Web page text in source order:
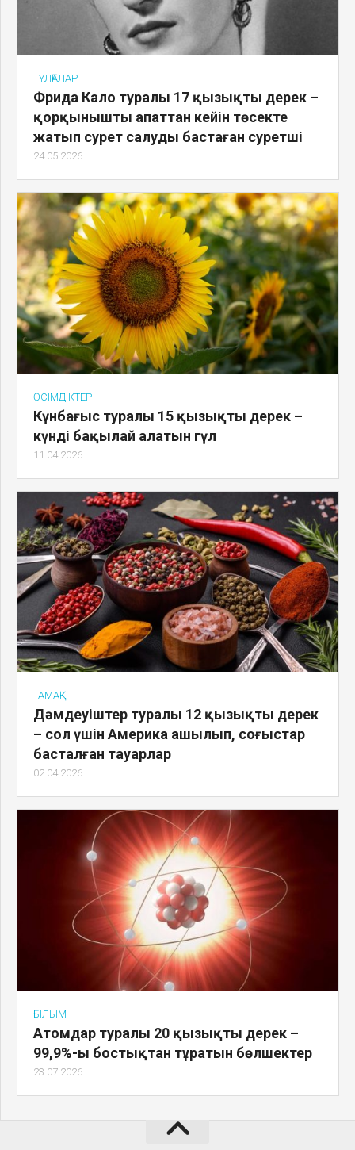
ТҰЛҒАЛАР
Фрида Кало туралы 17 қызықты дерек –
қорқынышты апаттан кейін төсекте
жатып сурет салуды бастаған суретші
24.05.2026
ӨСІМДІКТЕР
Күнбағыс туралы 15 қызықты дерек –
күнді бақылай алатын гүл
11.04.2026
ТАМАҚ
Дәмдеуіштер туралы 12 қызықты дерек
– сол үшін Америка ашылып, соғыстар
басталған тауарлар
02.04.2026
ҒЫЛЫМ
Атомдар туралы 20 қызықты дерек –
99,9%-ы бостықтан тұратын бөлшектер
23.07.2026